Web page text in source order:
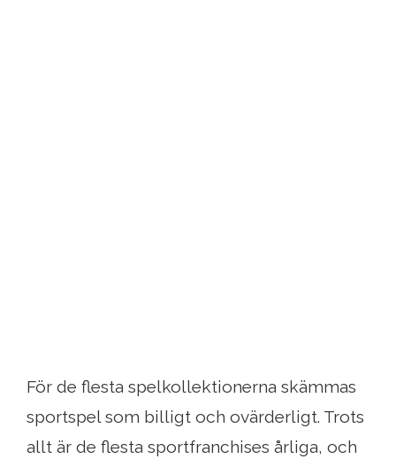
För de flesta spelkollektionerna skämmas
sportspel som billigt och ovärderligt. Trots
allt är de flesta sportfranchises årliga, och